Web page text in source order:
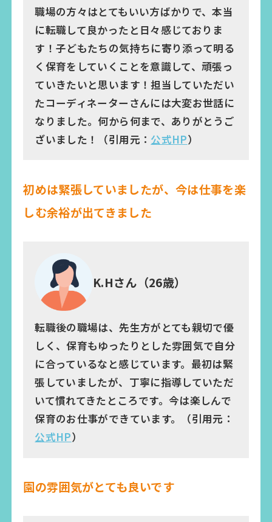
職場の方々はとてもいい方ばかりで、本当
に転職して良かったと日々感じておりま
す！子どもたちの気持ちに寄り添って明る
く保育をしていくことを意識して、頑張っ
ていきたいと思います！担当していただい
たコーディネーターさんには大変お世話に
なりました。何から何まで、ありがとうご
ざいました！（引用元： 公式HP）
初めは緊張していましたが、今は仕事を楽
しむ余裕が出てきました
K.Hさん（26歳）
転職後の職場は、先生方がとても親切で優
しく、保育もゆったりとした雰囲気で自分
に合っているなと感じています。最初は緊
張していましたが、丁寧に指導していただ
いて慣れてきたところです。今は楽しんで
保育のお仕事ができています。（引用元：
公式HP）
園の雰囲気がとても良いです